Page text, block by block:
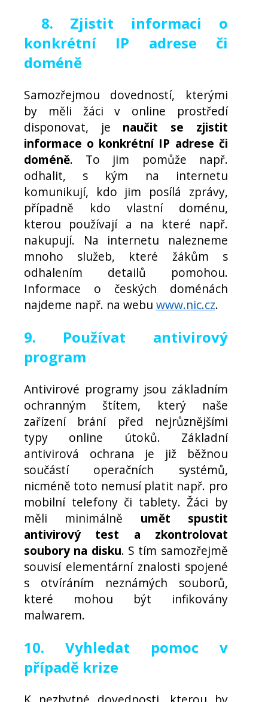
8. Zjistit informaci o
konkrétní IP adrese či
doméně
Samozřejmou dovedností, kterými
by měli žáci v online prostředí
disponovat, je naučit se zjistit
informace o konkrétní IP adrese či
doméně. To jim pomůže např.
odhalit, s kým na internetu
komunikují, kdo jim posílá zprávy,
případně kdo vlastní doménu,
kterou používají a na které např.
nakupují. Na internetu nalezneme
mnoho služeb, které žákům s
odhalením detailů pomohou.
Informace o českých doménách
najdeme např. na webu www.nic.cz.
9. Používat antivirový
program
Antivirové programy jsou základním
ochranným štítem, který naše
zařízení brání před nejrůznějšími
typy online útoků. Základní
antivirová ochrana je již běžnou
součástí operačních systémů,
nicméně toto nemusí platit např. pro
mobilní telefony či tablety. Žáci by
měli minimálně umět spustit
antivirový test a zkontrolovat
soubory na disku. S tím samozřejmě
souvisí elementární znalosti spojené
s otvíráním neznámých souborů,
které mohou být infikovány
malwarem.
10. Vyhledat pomoc v
případě krize